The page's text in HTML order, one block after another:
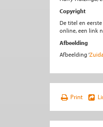
Copyright
De titel en
online, een link
Afbeelding
Afbeelding ‘
Print